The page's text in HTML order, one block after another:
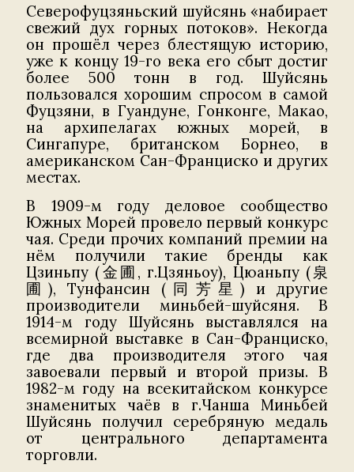
Северофуцзяньский шуйсянь «набирает
свежий дух горных потоков». Некогда
он прошёл через блестящую историю,
уже к концу 19-го века его сбыт достиг
более 500 тонн в год. Шуйсянь
пользовался хорошим спросом в самой
Фуцзяни, в Гуандуне, Гонконге, Макао,
на архипелагах южных морей, в
Сингапуре, британском Борнео, в
американском Сан-Франциско и других
местах.
В 1909-м году деловое сообщество
Южных Морей провело первый конкурс
чая. Среди прочих компаний премии на
нём получили такие бренды как
Цзиньпу (金圃, г.Цзяньоу), Цюаньпу (泉
圃), Тунфансин (同芳星) и другие
производители миньбей-шуйсяня. В
1914-м году Шуйсянь выставлялся на
всемирной выставке в Сан-Франциско,
где два производителя этого чая
завоевали первый и второй призы. В
1982-м году на всекитайском конкурсе
знаменитых чаёв в г.Чанша Миньбей
Шуйсянь получил серебряную медаль
от центрального департамента
торговли.